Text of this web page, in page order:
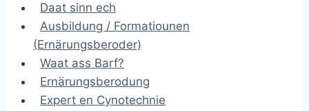
Daat sinn ech
Ausbildung / Formatiounen
(Ernärungsberoder)
Waat ass Barf?
Ernärungsberodung
Expert en Cynotechnie